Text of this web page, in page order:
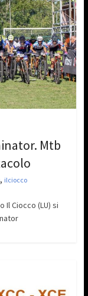
Mtb
, ilciocco
Il Ciocco (LU) si